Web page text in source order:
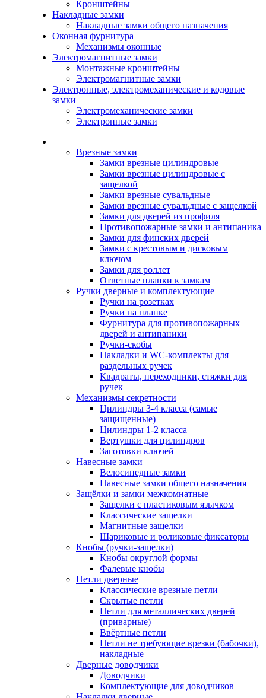
Кронштейны
Накладные замки
Накладные замки общего назначения
Оконная фурнитура
Механизмы оконные
Электромагнитные замки
Монтажные кронштейны
Электромагнитные замки
Электронные, электромеханические и кодовые
замки
Электромеханические замки
Электронные замки
Врезные замки
Замки врезные цилиндровые
Замки врезные цилиндровые с
защелкой
Замки врезные сувальдные
Замки врезные сувальдные с защелкой
Замки для дверей из профиля
Противопожарные замки и антипаника
Замки для финских дверей
Замки с крестовым и дисковым
ключом
Замки для роллет
Ответные планки к замкам
Ручки дверные и комплектующие
Ручки на розетках
Ручки на планке
Фурнитура для противопожарных
дверей и антипаники
Ручки-скобы
Накладки и WC-комплекты для
раздельных ручек
Квадраты, переходники, стяжки для
ручек
Механизмы секретности
Цилиндры 3-4 класса (самые
защищенные)
Цилиндры 1-2 класса
Вертушки для цилиндров
Заготовки ключей
Навесные замки
Велосипедные замки
Навесные замки общего назначения
Защёлки и замки межкомнатные
Защелки с пластиковым язычком
Классические защелки
Магнитные защелки
Шариковые и роликовые фиксаторы
Кнобы (ручки-защелки)
Кнобы округлой формы
Фалевые кнобы
Петли дверные
Классические врезные петли
Скрытые петли
Петли для металлических дверей
(приварные)
Ввёртные петли
Петли не требующие врезки (бабочки),
накладные
Дверные доводчики
Доводчики
Комплектующие для доводчиков